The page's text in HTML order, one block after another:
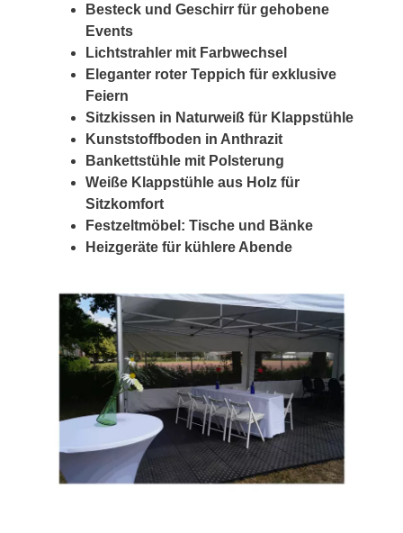
Besteck und Geschirr für gehobene
Events
Lichtstrahler mit Farbwechsel
Eleganter roter Teppich für exklusive
Feiern
Sitzkissen in Naturweiß für Klappstühle
Kunststoffboden in Anthrazit
Bankettstühle mit Polsterung
Weiße Klappstühle aus Holz für
Sitzkomfort
Festzeltmöbel: Tische und Bänke
Heizgeräte für kühlere Abende